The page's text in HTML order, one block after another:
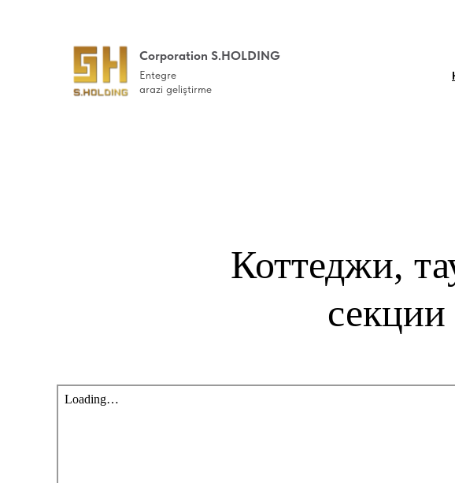
Corporation S.HOLDING
Entegre
arazi geliştirme
Коттеджи,